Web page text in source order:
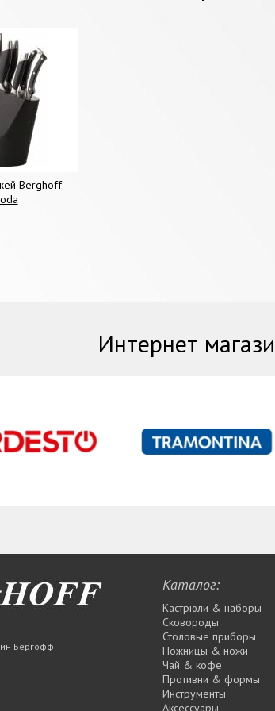
Berghoff
Интернет
Бергофф
Каталог:
Кастрюли & наборы
Сковороды
Столовые приборы
Ножницы & ножи
Чай & кофе
Противни & формы
Инструменты
Аксессуары